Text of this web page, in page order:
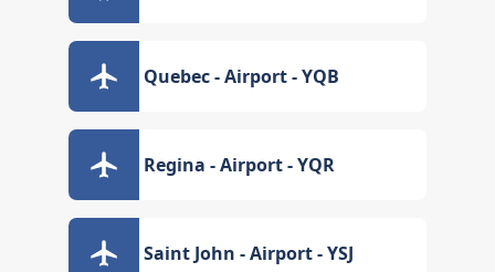
Quebec - Airport - YQB
Regina - Airport - YQR
Saint John - Airport - YSJ